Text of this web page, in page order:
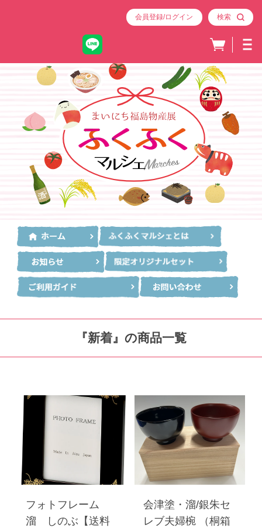
会員登録/ログイン 検索
『新着』の商品一覧
フォトフレーム
溜 しのぶ【送料
会津塗・溜/銀朱セ
レブ夫婦椀 （桐箱